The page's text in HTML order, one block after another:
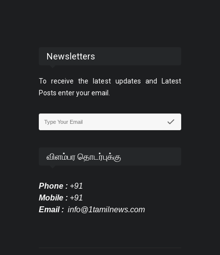
Newsletters
To receive the latest updates and Latest
Posts enter your email.
விளம்பர தொடர்புக்கு
Phone : +91
Mobile : +91
Email : info@1tamilnews.com